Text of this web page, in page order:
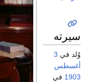
سيرته
وُلد في 3
أغسطس
1903 في